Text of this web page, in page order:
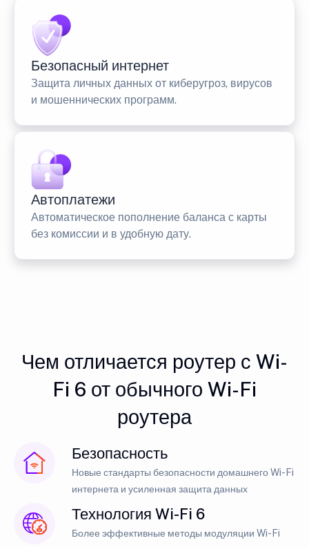
Безопасный интернет
Защита личных данных от киберугроз, вирусов
и мошеннических программ.
Автоплатежи
Автоматическое пополнение баланса с карты
без комиссии и в удобную дату.
Чем отличается роутер с Wi-
Fi 6 от обычного Wi-Fi
роутера
Безопасность
Новые стандарты безопасности домашнего Wi-Fi
интернета и усиленная защита данных
Технология Wi-Fi 6
Более эффективные методы модуляции Wi-Fi